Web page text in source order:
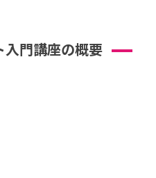
入門講座の概要